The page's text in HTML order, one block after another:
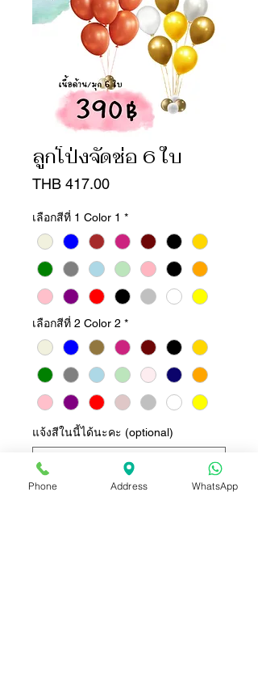
ลูกโป่งจัดช่อ 6 ใบ
THB 417.00Price
เลือกสีที่ 1 Color 1 *
เลือกสีที่ 2 Color 2 *
แจ้งสีในนี้ได้นะคะ (optional)
Phone Address WhatsApp